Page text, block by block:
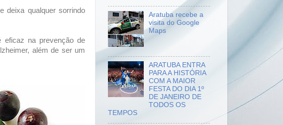
deixa qualquer sorrindo
eficaz na prevenção de
além de ser um
Aratuba recebe a
visita do Google
Maps
ARATUBA ENTRA
PARA A HISTÓRIA
COM A MAIOR
FESTA DO DIA 1º
DE JANEIRO DE
TODOS OS
TEMPOS